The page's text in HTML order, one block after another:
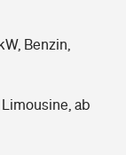
Benzin,
Limousine, ab